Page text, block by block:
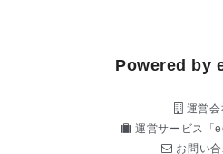
Powered by
運営会
運営サービス「
お問い